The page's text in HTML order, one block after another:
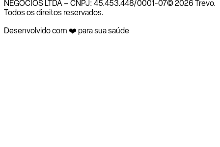
NEGOCIOS LTDA – CNPJ: 45.453.448/0001-07© 2026 Trevo.
Todos os direitos reservados.
Desenvolvido com ❤️ para sua saúde